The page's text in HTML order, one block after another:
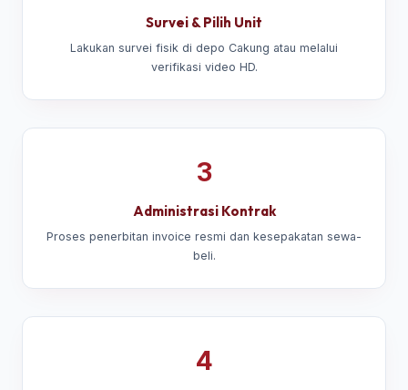
Survei & Pilih Unit
Lakukan survei fisik di depo Cakung atau melalui
verifikasi video HD.
3
Administrasi Kontrak
Proses penerbitan invoice resmi dan kesepakatan sewa-
beli.
4